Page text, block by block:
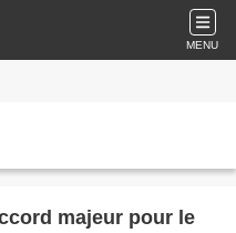
MENU
majeur pour le